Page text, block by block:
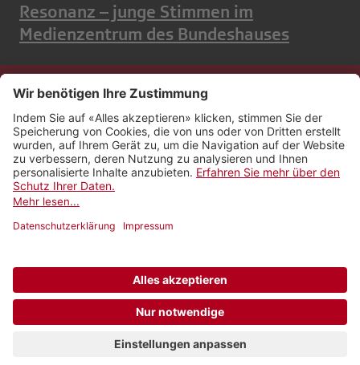
Resonanz – junge Stimmen im
Medienzentrum des Bundeshauses
Kontakt
Impressum
Rechtliches
Netiquette
Newsletter abonnieren